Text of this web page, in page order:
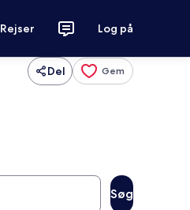
Rejser Log på
Del Gem
Søg